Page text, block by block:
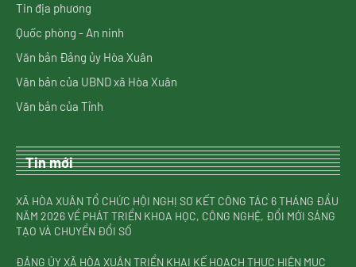
Tin địa phương
Quốc phòng - An ninh
Văn bản Đảng ủy Hòa Xuân
Văn bản của UBND xã Hòa Xuân
Văn bản của Tỉnh
Tin mới
XÃ HÒA XUÂN TỔ CHỨC HỘI NGHỊ SƠ KẾT CÔNG TÁC 6 THÁNG ĐẦU
NĂM 2026 VỀ PHÁT TRIỂN KHOA HỌC, CÔNG NGHỆ, ĐỔI MỚI SÁNG
TẠO VÀ CHUYỂN ĐỔI SỐ
ĐẢNG ỦY XÃ HÒA XUÂN TRIỂN KHAI KẾ HOẠCH THỰC HIỆN MỤC